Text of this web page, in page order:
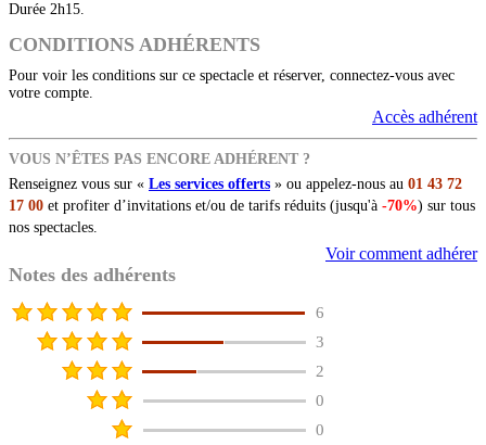
Durée 2h15.
CONDITIONS ADHÉRENTS
Pour voir les conditions sur ce spectacle et réserver, connectez-vous avec
votre compte.
Accès adhérent
VOUS N’ÊTES PAS ENCORE ADHÉRENT ?
Renseignez vous sur « Les services offerts » ou appelez-nous au 01 43 72
17 00 et profiter d’invitations et/ou de tarifs réduits (jusqu'à -70%) sur tous
nos spectacles.
Voir comment adhérer
Notes des adhérents
6
3
2
0
0